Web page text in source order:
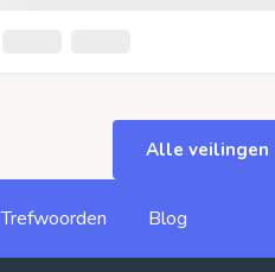
Alle veilingen
Trefwoorden Blog